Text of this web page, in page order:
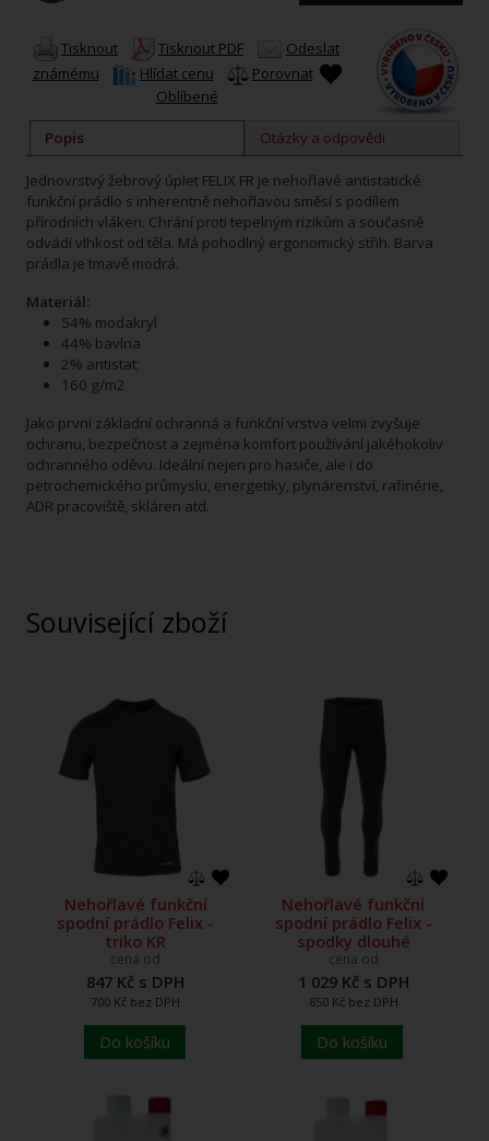
Tisknout Tisknout PDF
Odeslat
známému
Hlídat cenu
Porovnat
Oblíbené
Popis Otázky a odpovědi
Jednovrstvý žebrový úplet FELIX FR je nehořlavé antistatické
funkční prádlo s inherentně nehořlavou směsí s podílem
přírodních vláken. Chrání proti tepelným rizikům a současně
odvádí vlhkost od těla. Má pohodlný ergonomický střih. Barva
prádla je tmavě modrá.
Materiál:
54% modakryl
44% bavlna
2% antistat;
160 g/m2
Jako první základní ochranná a funkční vrstva velmi zvyšuje
ochranu, bezpečnost a zejména komfort používání jakéhokoliv
ochranného oděvu. Ideální nejen pro hasiče, ale i do
petrochemického průmyslu, energetiky, plynárenství, rafinérie,
ADR pracoviště, skláren atd.
Související zboží
Nehořlavé funkční
spodní prádlo Felix -
triko KR
cena od
847 Kč s DPH
700 Kč bez DPH
Do košíku
Nehořlavé funkční
spodní prádlo Felix -
spodky dlouhé
cena od
1 029 Kč s DPH
850 Kč bez DPH
Do košíku